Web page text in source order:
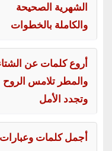
الشهرية الصحيحة
والكاملة بالخطوات
أروع كلمات عن
والمطر تلامس الروح
وتجدد الأمل
أجمل كلمات وعبارات